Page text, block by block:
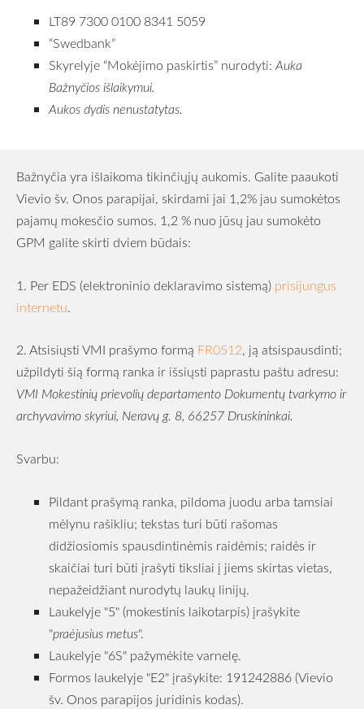
LT89 7300 0100 8341 5059
“Swedbank”
Skyrelyje “Mokėjimo paskirtis” nurodyti:Auka
Bažnyčios išlaikymui.
Aukos dydis nenustatytas.
Bažnyčia yra išlaikoma tikinčiųjų aukomis. Galite paaukoti
Vievio šv. Onos parapijai, skirdami jai 1,2% jau sumokėtos
pajamų mokesčio sumos. 1,2 % nuo jūsų jau sumokėto
GPM galite skirti dviem būdais:
1. Per EDS (elektroninio deklaravimo sistemą) prisijungus
internetu.
2. Atsisiųsti VMI prašymo formą FR0512, ją atsispausdinti;
užpildyti šią formą ranka ir išsiųsti paprastu paštu adresu:
VMI Mokestinių prievolių departamento Dokumentų tvarkymo ir
archyvavimo skyriui, Neravų g. 8, 66257 Druskininkai.
Svarbu:
Pildant prašymą ranka, pildoma juodu arba tamsiai
mėlynu rašikliu; tekstas turi būti rašomas
didžiosiomis spausdintinėmis raidėmis; raidės ir
skaičiai turi būti įrašyti tiksliai į jiems skirtas vietas,
nepažeidžiant nurodytų laukų linijų.
Laukelyje "5" (mokestinis laikotarpis) įrašykite
"praėjusius metus".
Laukelyje "6S" pažymėkite varnelę.
Formos laukelyje "E2" įrašykite: 191242886 (Vievio
šv. Onos parapijos juridinis kodas).